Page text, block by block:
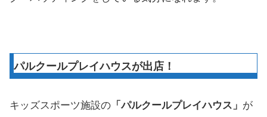
パルクールプレイハウスが出店！
キッズスポーツ施設の 「パルクールプレイハウス」 が